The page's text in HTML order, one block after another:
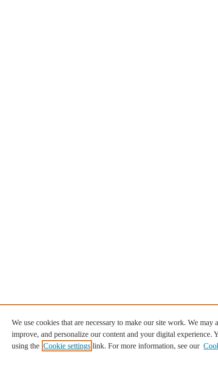
We use cookies that are necessary to make our site work. We may
improve, and personalize our content and your digital experience.
using the Cookie settings link. For more information, see our